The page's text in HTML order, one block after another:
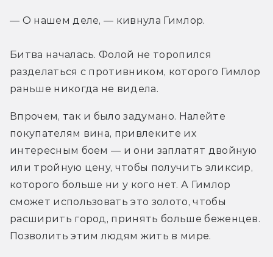
— О нашем деле, — кивнула Гимлор.
Битва началась. Фолой не торопился
разделаться с противником, которого Гимлор
раньше никогда не видела.
Впрочем, так и было задумано. Налейте
покупателям вина, привлеките их
интересным боем — и они заплатят двойную
или тройную цену, чтобы получить эликсир,
которого больше ни у кого нет. А Гимлор
сможет использовать это золото, чтобы
расширить город, принять больше беженцев.
Позволить этим людям жить в мире.